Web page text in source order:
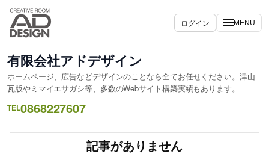
内
を
キ
ッ
プ
ログイン MENU
有限会社アドデザイン
ホームページ、広告などデザインのことなら全てお任せください。津山
瓦版やミマイエサガシ等、多数のWebサイト構築実績もあります。
TEL0868227607
記事がありません